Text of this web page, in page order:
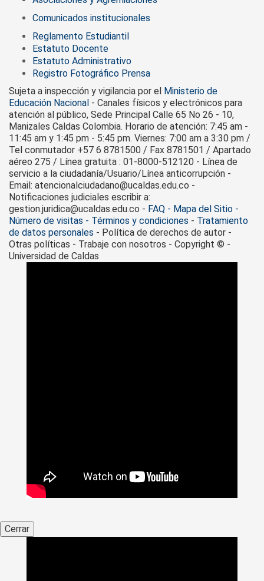
Comunicados institucionales
Reglamento Estudiantil
Estatuto Docente
Estatuto Administrativo
Registro Fotográfico Prensa
Sujeta a inspección y vigilancia por el Ministerio de
Educación Nacional - Canales físicos y electrónicos para
atención al público, Sede Principal Calle 65 No 26 - 10,
Manizales Caldas Colombia. Horario de atención: 7:45 am -
11:45 am y 1:45 pm - 5:45 pm. Viernes: 7:00 am a 3:30 pm /
Tel conmutador +57 6 8781500 / Fax 8781501 / Apartado
aéreo 275 / Línea gratuita : 01-8000-512120 - Línea de
servicio a la ciudadanía/Usuario/Línea anticorrupción -
Email: atencionalciudadano@ucaldas.edu.co -
Notificaciones judiciales escribir a:
gestion.juridica@ucaldas.edu.co - FAQ - Mapa del Sitio -
Número de visitas - Términos y condiciones - Tratamiento
de datos personales - Política de derechos de autor -
Otras políticas - Trabaje con nosotros - Copyright © -
Universidad de Caldas
Cerrar